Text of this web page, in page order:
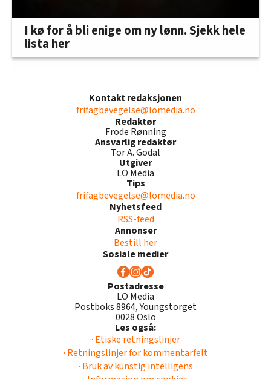
I kø for å bli enige om ny lønn. Sjekk hele
lista her
Kontakt redaksjonen
frifagbevegelse@lomedia.no
Redaktør
Frode Rønning
Ansvarlig redaktør
Tor A. Godal
Utgiver
LO Media
Tips
frifagbevegelse@lomedia.no
Nyhetsfeed
RSS-feed
Annonser
Bestill her
Sosiale medier
Postadresse
LO Media
Postboks 8964, Youngstorget
0028 Oslo
Les også:
· Etiske retningslinjer
· Retningslinjer for kommentarfelt
· Bruk av kunstig intelligens